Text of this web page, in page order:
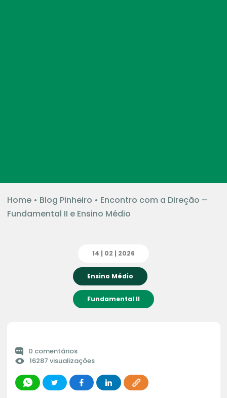
Home• Blog Pinheiro • Encontro com a Direção –
Fundamental II e Ensino Médio
14 | 02 | 2026
Ensino Médio
Fundamental II
0 comentários
16287 visualizações